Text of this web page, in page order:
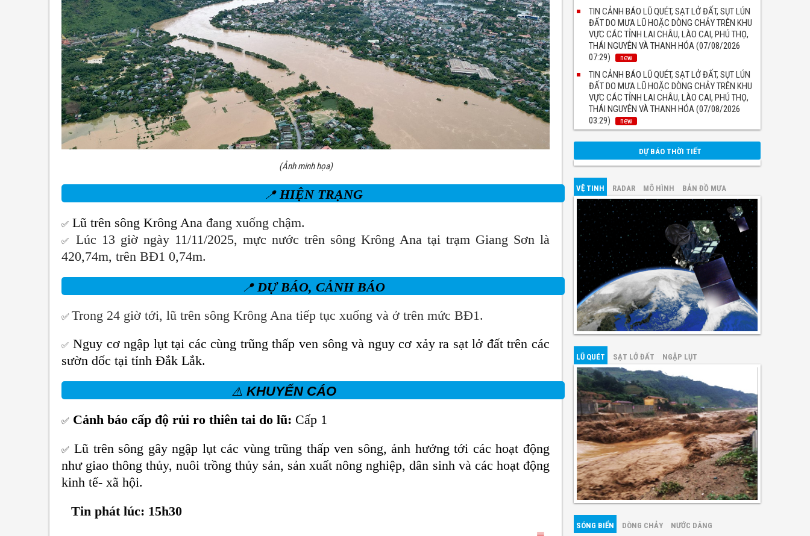
(Ảnh minh họa)
📍 HIỆN TRẠNG
✅ Lũ trên sông Krông Ana đang xuống chậm.
✅
Lúc 13 giờ ngày 11/11/2025, mực nước trên sông Krông Ana tại trạm Giang Sơn là
420,74m, trên BĐ1 0,74m.
📍 DỰ BÁO, CẢNH BÁO
✅ Trong 24 giờ tới, lũ trên sông Krông Ana tiếp tục xuống và ở trên mức BĐ1 .
✅ Nguy cơ ngập lụt tại các cùng trũng thấp ven sông và nguy cơ xảy ra sạt lở đất trên các
sườn dốc tại tỉnh Đắk Lắk.
⚠️ KHUYẾN CÁO
✅ Cảnh báo cấp độ rủi ro thiên tai do lũ: Cấp 1
✅ Lũ trên sông gây ngập lụt các vùng trũng thấp ven sông, ảnh hưởng tới các hoạt động
như giao thông thủy, nuôi trồng thủy sản, sản xuất nông nghiệp, dân sinh và các hoạt động
kinh tế- xã hội.
Tin phát lúc: 15h30
TIN CẢNH BÁO LŨ QUÉT, SẠT LỞ ĐẤT, SỤT LÚN
ĐẤT DO MƯA LŨ HOẶC DÒNG CHẢY TRÊN KHU
VỰC CÁC TỈNH LAI CHÂU, LÀO CAI, PHÚ THỌ,
THÁI NGUYÊN VÀ THANH HÓA (07/08/2026
07:29)
new
TIN CẢNH BÁO LŨ QUÉT, SẠT LỞ ĐẤT, SỤT LÚN
ĐẤT DO MƯA LŨ HOẶC DÒNG CHẢY TRÊN KHU
VỰC CÁC TỈNH LAI CHÂU, LÀO CAI, PHÚ THỌ,
THÁI NGUYÊN VÀ THANH HÓA (07/08/2026
03:29)
new
DỰ BÁO THỜI TIẾT
VỆ TINH RADAR MÔ HÌNH BẢN ĐỒ MƯA
LŨ QUÉT SẠT LỞ ĐẤT NGẬP LỤT
SÓNG BIỂN DÒNG CHẢY
NƯỚC DÂNG